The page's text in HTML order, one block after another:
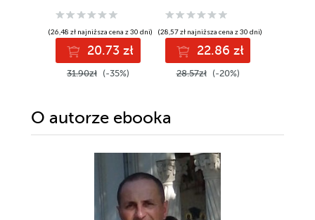
(26,48 zł najniższa cena z 30 dni)
20.73 zł
31.90zł (-35%)
(28,57 zł najniższa cena z 30 dni)
22.86 zł
28.57zł (-20%)
O autorze ebooka